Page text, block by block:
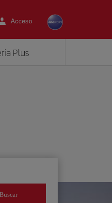
Acceso
Plus
Buscar